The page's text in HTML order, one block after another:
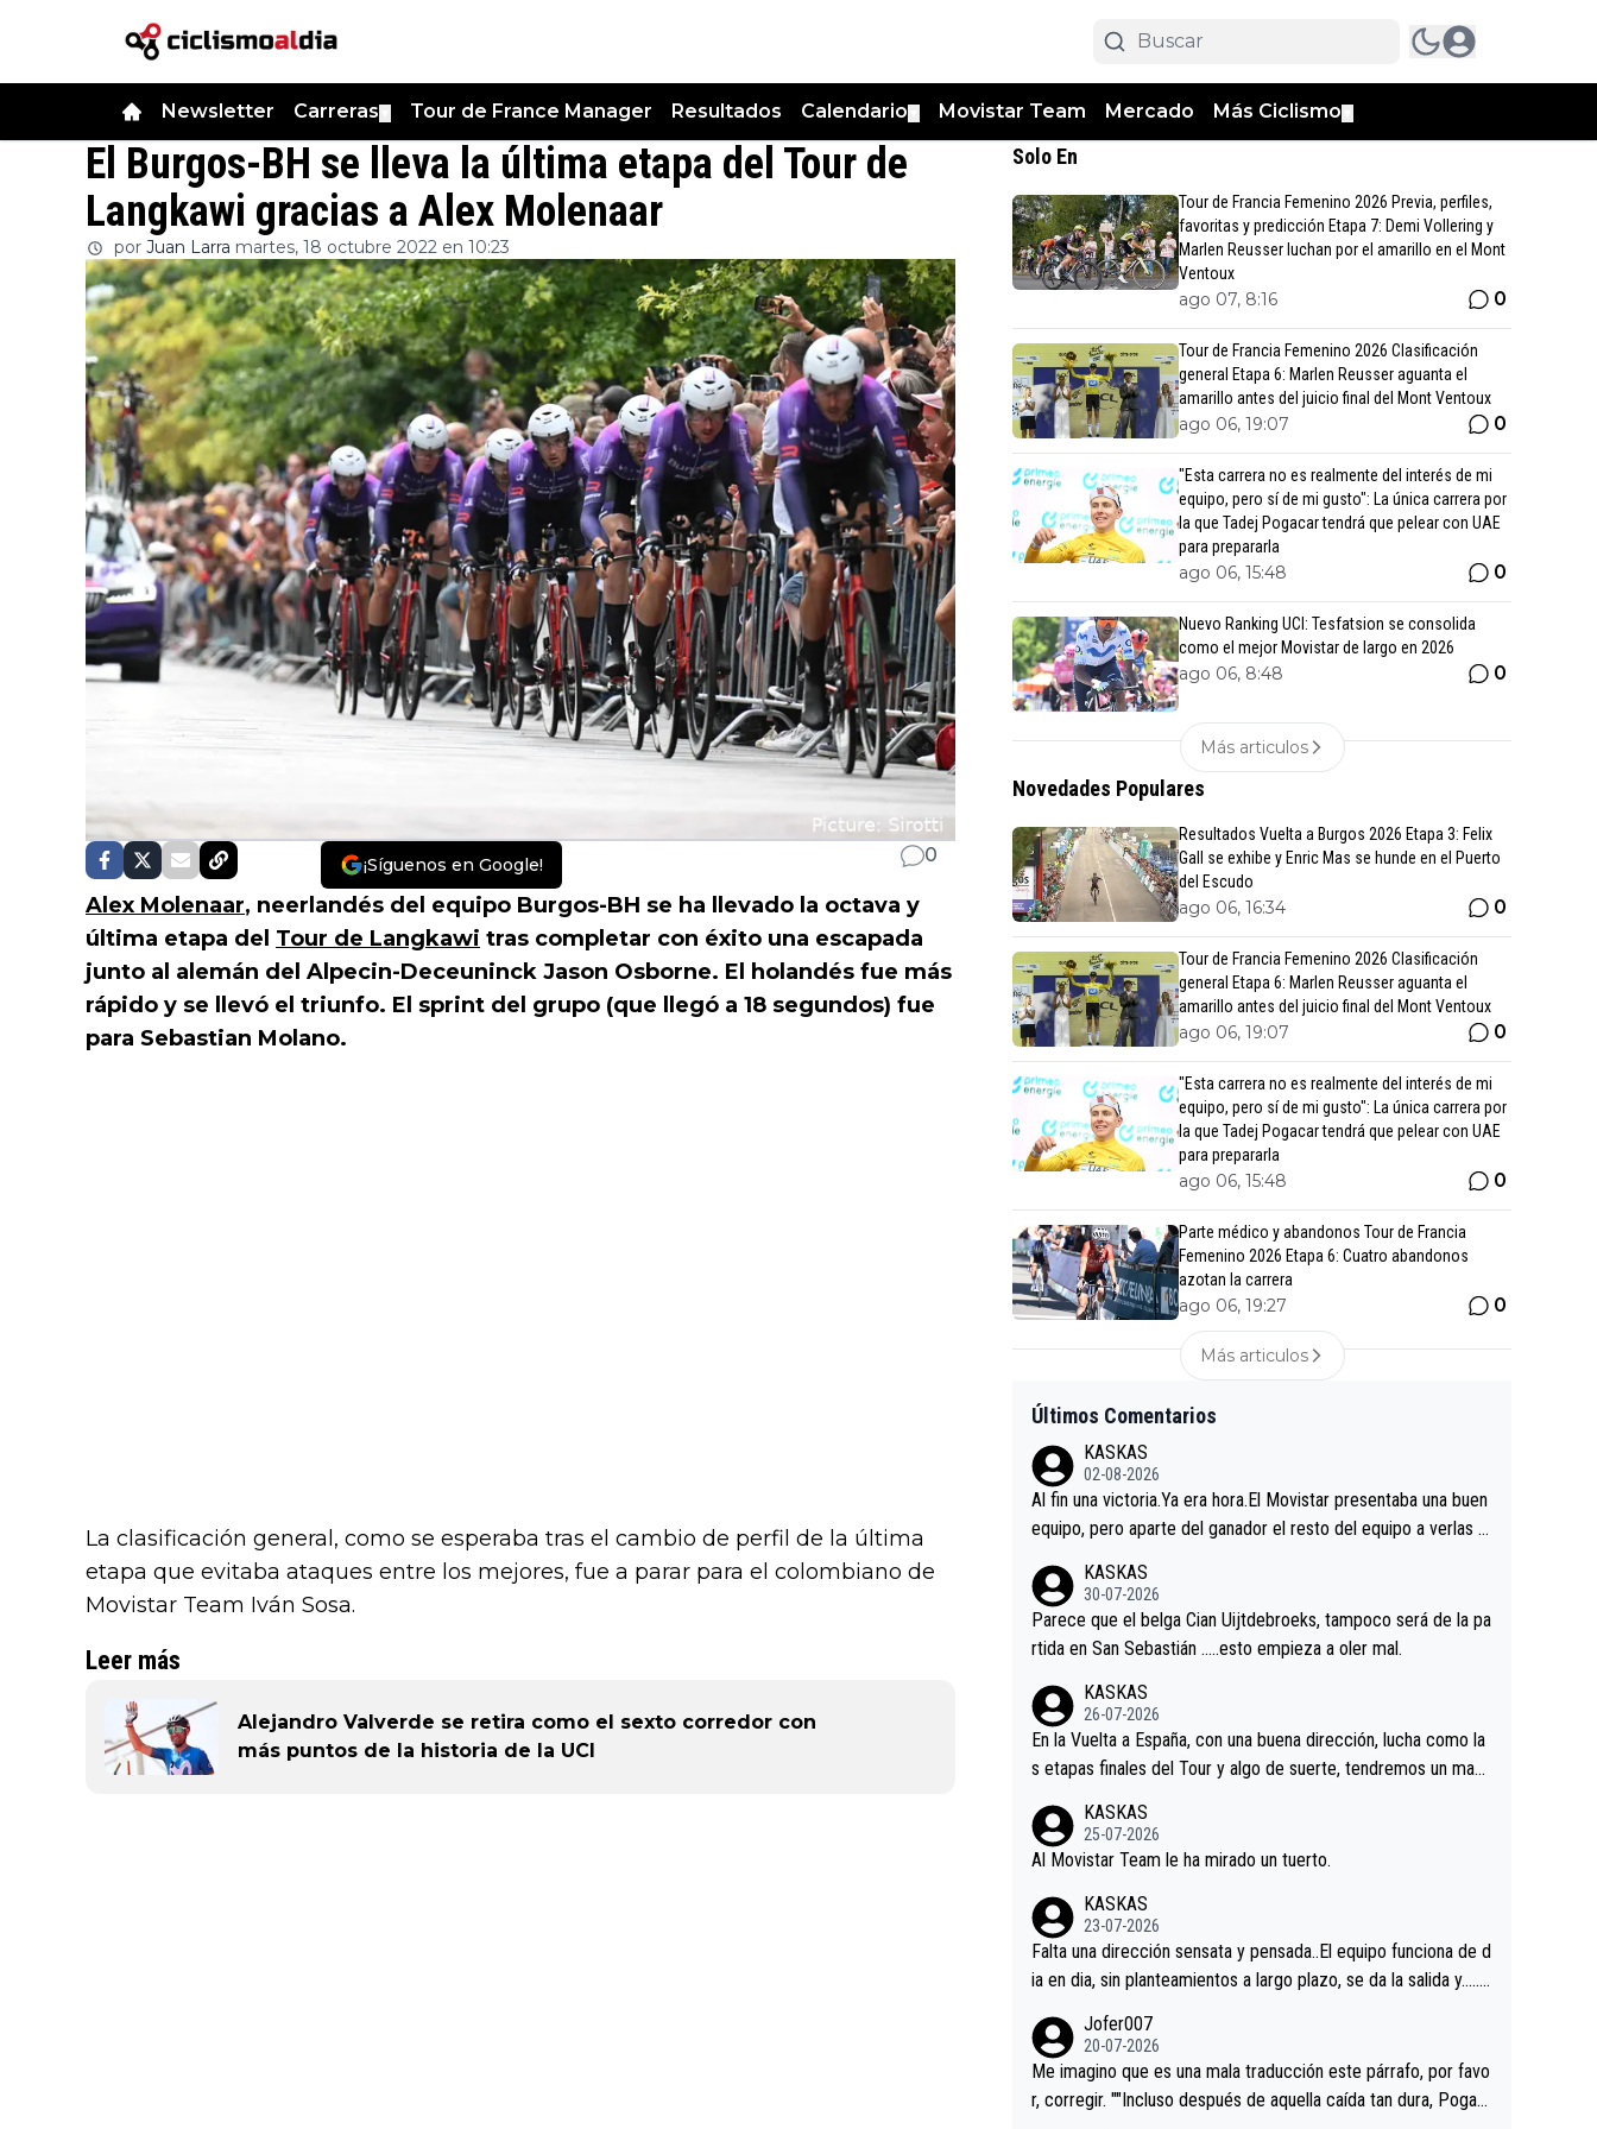
Newsletter Carreras Tour de France Manager Resultados Calendario Movistar Team Mercado Más Ciclismo
El Burgos-BH se lleva la última etapa del Tour de
Langkawi gracias a Alex Molenaar
por Juan Larra martes, 18 octubre 2022 en 10:23
¡Síguenos en Google! 0
Alex Molenaar, neerlandés del equipo Burgos-BH se ha llevado la octava y
última etapa del Tour de Langkawi tras completar con éxito una escapada
junto al alemán del Alpecin-Deceuninck Jason Osborne. El holandés fue más
rápido y se llevó el triunfo. El sprint del grupo (que llegó a 18 segundos) fue
para Sebastian Molano.
La clasificación general, como se esperaba tras el cambio de perfil de la última
etapa que evitaba ataques entre los mejores, fue a parar para el colombiano de
Movistar Team Iván Sosa.
Leer más
Alejandro Valverde se retira como el sexto corredor con
más puntos de la historia de la UCI
Solo En
Tour de Francia Femenino 2026 Previa, perfiles,
favoritas y predicción Etapa 7: Demi Vollering y
Marlen Reusser luchan por el amarillo en el Mont
Ventoux
ago 07, 8:16 0
Tour de Francia Femenino 2026 Clasificación
general Etapa 6: Marlen Reusser aguanta el
amarillo antes del juicio final del Mont Ventoux
ago 06, 19:07 0
"Esta carrera no es realmente del interés de mi
equipo, pero sí de mi gusto": La única carrera por
la que Tadej Pogacar tendrá que pelear con UAE
para prepararla
ago 06, 15:48 0
Nuevo Ranking UCI: Tesfatsion se consolida
como el mejor Movistar de largo en 2026
ago 06, 8:48 0
Más articulos
Novedades Populares
Resultados Vuelta a Burgos 2026 Etapa 3: Felix
Gall se exhibe y Enric Mas se hunde en el Puerto
del Escudo
ago 06, 16:34 0
Tour de Francia Femenino 2026 Clasificación
general Etapa 6: Marlen Reusser aguanta el
amarillo antes del juicio final del Mont Ventoux
ago 06, 19:07 0
"Esta carrera no es realmente del interés de mi
equipo, pero sí de mi gusto": La única carrera por
la que Tadej Pogacar tendrá que pelear con UAE
para prepararla
ago 06, 15:48 0
Parte médico y abandonos Tour de Francia
Femenino 2026 Etapa 6: Cuatro abandonos
azotan la carrera
ago 06, 19:27 0
Más articulos
Últimos Comentarios
KASKAS
02-08-2026
Al fin una victoria.Ya era hora.El Movistar presentaba una buen
equipo, pero aparte del ganador el resto del equipo a verlas v
es.La única buena noticia es la mejoría de Enric Más en San S
ebastian.Si en la Vuelta a Burgos sigue la mejoría, podríamos t
ener alguna sorpresa en la Vuelta.Ojalá.
KASKAS
30-07-2026
Parece que el belga Cian Uijtdebroeks, tampoco será de la pa
rtida en San Sebastián …..esto empieza a oler mal.
KASKAS
26-07-2026
En la Vuelta a España, con una buena dirección, lucha como la
s etapas finales del Tour y algo de suerte, tendremos un magn
KASKAS
25-07-2026
Al Movistar Team le ha mirado un tuerto.
KASKAS
23-07-2026
Falta una dirección sensata y pensada..El equipo funciona de d
ia en dia, sin planteamientos a largo plazo, se da la salida y…..v
a, Minguez, Velez etc etc.Me da pena vivir estos momentos t
an tristes sin victorias.
Jofer007
20-07-2026
Me imagino que es una mala traducción este párrafo, por favo
r, corregir. ""Incluso después de aquella caída tan dura, Pogac